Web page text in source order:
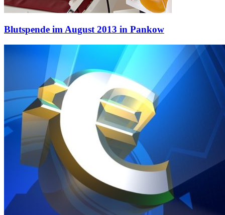
Blutspende im August 2013 in Pankow